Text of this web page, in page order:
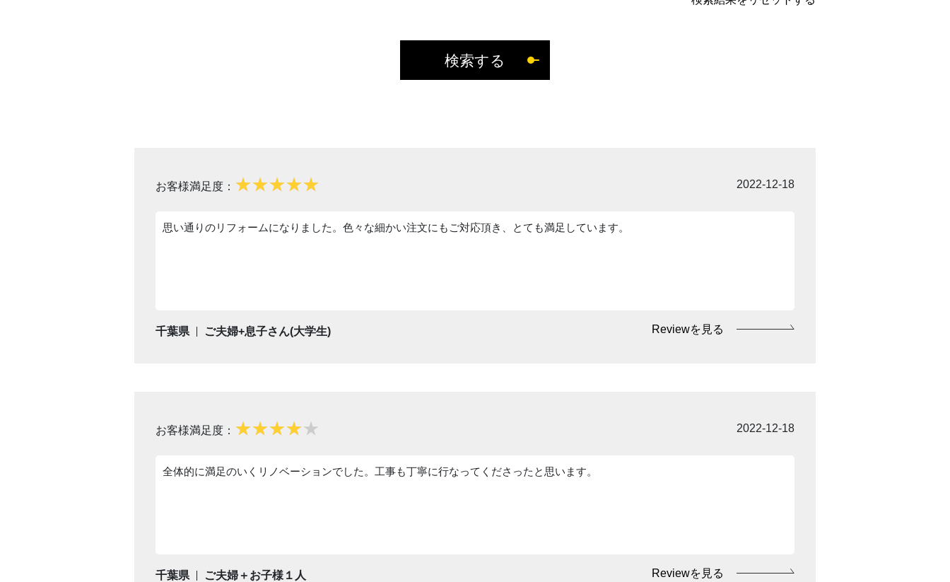
検索する
お客様満足度： 2022-12-18
思い通りのリフォームになりました。色々な細かい注文にもご対応頂き、とても満足しています。
千葉県 ご夫婦+息子さん(大学生) Reviewを見る
お客様満足度： 2022-12-18
全体的に満足のいくリノベーションでした。工事も丁寧に行なってくださったと思います。
千葉県 ご夫婦＋お子様１人 Reviewを見る